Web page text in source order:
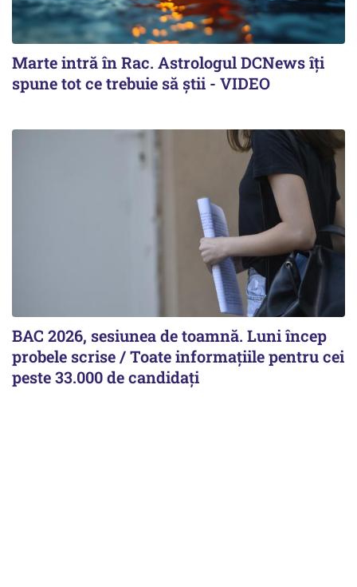
Marte intră în Rac. Astrologul DCNews îți
spune tot ce trebuie să știi - VIDEO
BAC 2026, sesiunea de toamnă. Luni încep
probele scrise / Toate informațiile pentru cei
peste 33.000 de candidați